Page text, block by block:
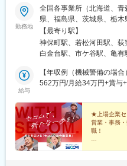
勤務地
全国各事業所（北海道、
県、福島県、茨城県、栃
県、岐阜県、静岡県、愛
県、奈良県、和歌山県、鳥
県、香川県、愛媛県、福
ターン歓迎します。
【最寄り駅】
神保町駅、若松河田駅、荻
白金台駅、市ケ谷駅、亀
村橋駅、池袋駅、西荻窪
中野駅、神泉駅、多摩川駅
台駅、梅島駅、地下鉄成増
都)、花小金井駅、調布駅
八王子駅、町田駅、武蔵小
駅、新横浜駅、鶴見駅、金
駅(神奈川県)、戸塚駅、本
給与
【年収例（機械警備の場合
562万円/月給34万円+賞与
★上場企業
営業・事務
職！